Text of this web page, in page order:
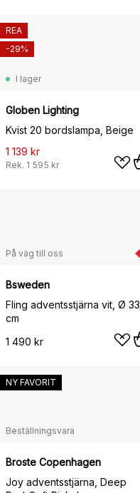
I lager
Globen Lighting
Kvist 20 bordslampa, Beige
1 139 kr
Rek. 1 595 kr
REA
-29%
På väg till oss
Bsweden
Fling adventsstjärna vit, Ø 33
cm
1 490 kr
Beställningsvara
Broste Copenhagen
Joy adventsstjärna, Deep
NY FAVORIT